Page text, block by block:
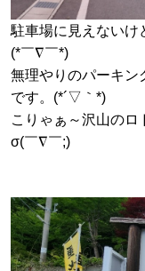
駐車場に見えないけ
(*￣∇￣*)
無理やりのパーキン
です。(*´▽｀*)
こりゃぁ～沢山のロ
σ(￣∇￣;)